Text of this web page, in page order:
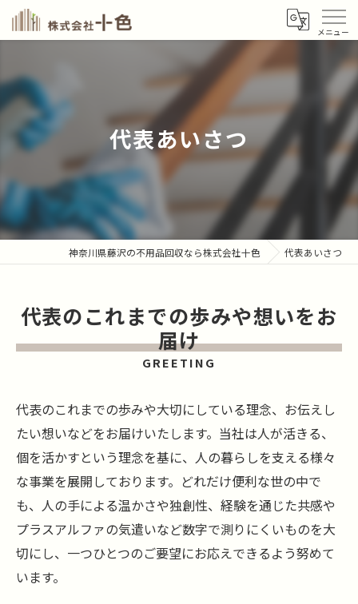
代表あいさつ
神奈川県藤沢の不用品回収なら株式会社十色 代表あいさつ
代表のこれまでの歩みや想いをお
届け
GREETING
代表のこれまでの歩みや大切にしている理念、お伝えし
たい想いなどをお届けいたします。当社は人が活きる、
個を活かすという理念を基に、人の暮らしを支える様々
な事業を展開しております。どれだけ便利な世の中で
も、人の手による温かさや独創性、経験を通じた共感や
プラスアルファの気遣いなど数字で測りにくいものを大
切にし、一つひとつのご要望にお応えできるよう努めて
います。